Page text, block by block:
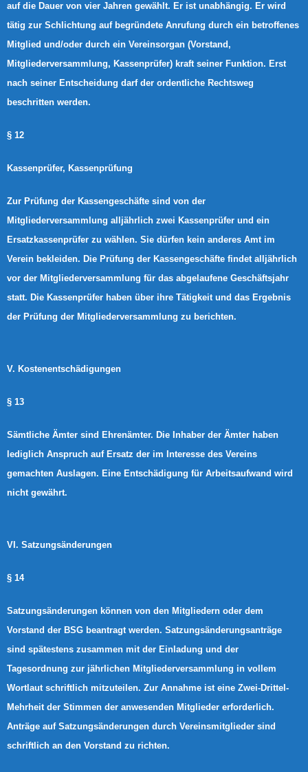
auf die Dauer von vier Jahren gewählt. Er ist unabhängig. Er wird
tätig zur Schlichtung auf begründete Anrufung durch ein betroffenes
Mitglied und/oder durch ein Vereinsorgan (Vorstand,
Mitgliederversammlung, Kassenprüfer) kraft seiner Funktion. Erst
nach seiner Entscheidung darf der ordentliche Rechtsweg
beschritten werden.
§ 12
Kassenprüfer, Kassenprüfung
Zur Prüfung der Kassengeschäfte sind von der
Mitgliederversammlung alljährlich zwei Kassenprüfer und ein
Ersatzkassenprüfer zu wählen. Sie dürfen kein anderes Amt im
Verein bekleiden. Die Prüfung der Kassengeschäfte findet alljährlich
vor der Mitgliederversammlung für das abgelaufene Geschäftsjahr
statt. Die Kassenprüfer haben über ihre Tätigkeit und das Ergebnis
der Prüfung der Mitgliederversammlung zu berichten.
V. Kostenentschädigungen
§ 13
Sämtliche Ämter sind Ehrenämter. Die Inhaber der Ämter haben
lediglich Anspruch auf Ersatz der im Interesse des Vereins
gemachten Auslagen. Eine Entschädigung für Arbeitsaufwand wird
nicht gewährt.
VI. Satzungsänderungen
§ 14
Satzungsänderungen können von den Mitgliedern oder dem
Vorstand der BSG beantragt werden. Satzungsänderungsanträge
sind spätestens zusammen mit der Einladung und der
Tagesordnung zur jährlichen Mitgliederversammlung in vollem
Wortlaut schriftlich mitzuteilen. Zur Annahme ist eine Zwei-Drittel-
Mehrheit der Stimmen der anwesenden Mitglieder erforderlich.
Anträge auf Satzungsänderungen durch Vereinsmitglieder sind
schriftlich an den Vorstand zu richten.